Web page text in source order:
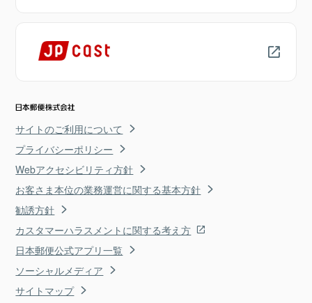
サイトのご利用について
プライバシーポリシー
Webアクセシビリティ方針
お客さま本位の業務運営に関する基本方針
勧誘方針
カスタマーハラスメントに関する考え方
日本郵便公式アプリ一覧
ソーシャルメディア
サイトマップ